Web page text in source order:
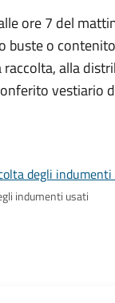
ore 7 del
o
alla
vestiario
indumenti usati